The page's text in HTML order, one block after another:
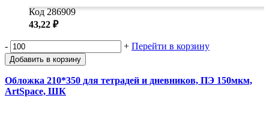
Код 286909
43,22 ₽
- + Перейти в корзину
Добавить в корзину
Обложка 210*350 для тетрадей и дневников, ПЭ 150мкм,
ArtSpace, ШК